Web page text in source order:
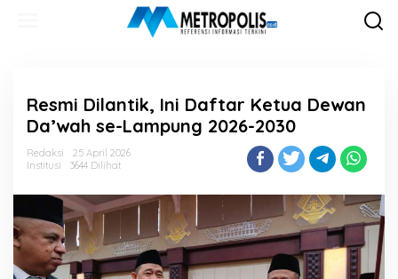
Resmi Dilantik, Ini Daftar Ketua Dewan
Da’wah se-Lampung 2026-2030
Redaksi
25 April 2026
Institusi
3644 Dilihat